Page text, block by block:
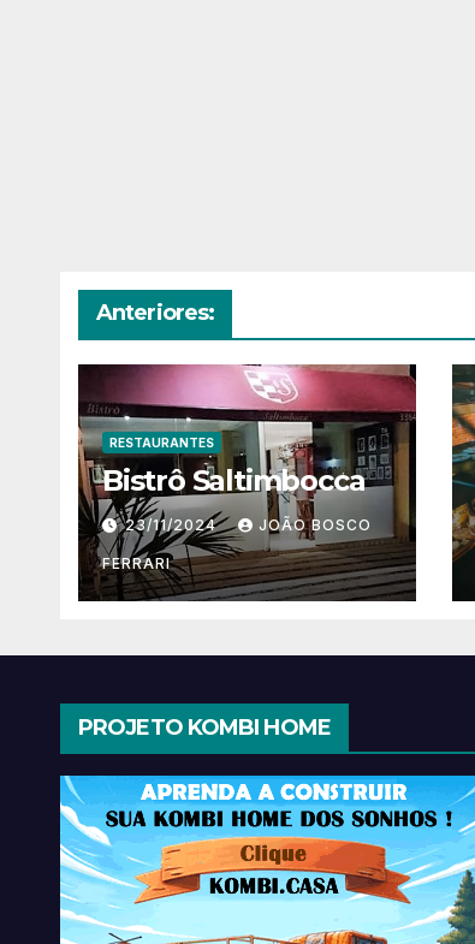
Anteriores:
RESTAURANTES
Bistrô Saltimbocca
23/11/2024 JOÃO BOSCO
FERRARI
PROJETO KOMBI HOME